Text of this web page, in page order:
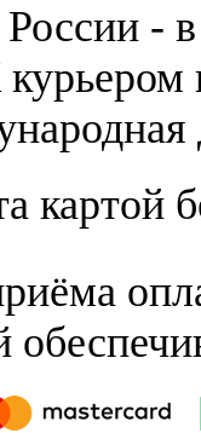
-
картой